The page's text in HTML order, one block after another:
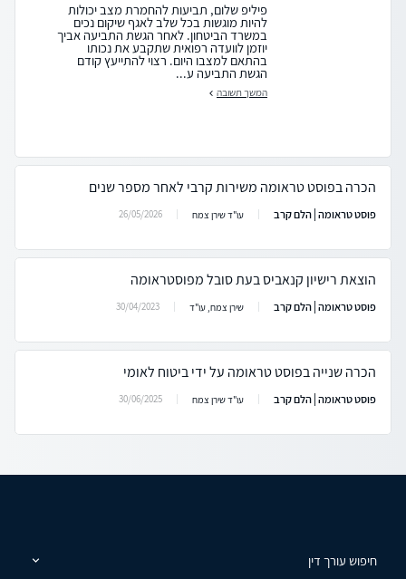
פיליפ שלום, תביעות להחמרת מצב יכולות
להיות מוגשות בכל שלב לאגף שיקום נכים
במשרד הביטחון. לאחר הגשת התביעה אביך
יוזמן לוועדה רפואית שתקבע את נכותו
בהתאם למצבו היום. רצוי להתייעץ קודם
הגשת התביעה ע...
המשך תשובה
הכרה בפוסט טראומה משירות קרבי לאחר מספר שנים
פוסט טראומה | הלם קרב עו"ד שירן צמח 26/05/2026
הוצאת רישיון קנאביס בעת סובל מפוסטראומה
פוסט טראומה | הלם קרב שירן צמח, עו"ד 30/04/2023
הכרה שנייה בפוסט טראומה על ידי ביטוח לאומי
פוסט טראומה | הלם קרב עו"ד שירן צמח 30/06/2025
חיפוש עורך דין